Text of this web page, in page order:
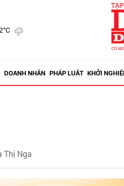
DOANH NHÂN PHÁP LUẬT KHỞI
Thị Nga